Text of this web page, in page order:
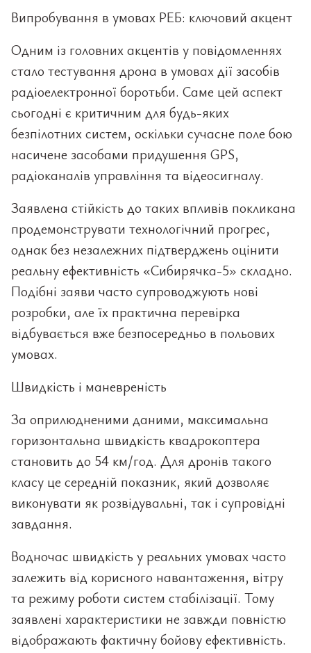
Випробування в умовах РЕБ: ключовий акцент
Одним із головних акцентів у повідомленнях
стало тестування дрона в умовах дії засобів
радіоелектронної боротьби. Саме цей аспект
сьогодні є критичним для будь-яких
безпілотних систем, оскільки сучасне поле бою
насичене засобами придушення GPS,
радіоканалів управління та відеосигналу.
Заявлена стійкість до таких впливів покликана
продемонструвати технологічний прогрес,
однак без незалежних підтверджень оцінити
реальну ефективність «Сибирячка-5» складно.
Подібні заяви часто супроводжують нові
розробки, але їх практична перевірка
відбувається вже безпосередньо в польових
умовах.
Швидкість і маневреність
За оприлюдненими даними, максимальна
горизонтальна швидкість квадрокоптера
становить до 54 км/год. Для дронів такого
класу це середній показник, який дозволяє
виконувати як розвідувальні, так і супровідні
завдання.
Водночас швидкість у реальних умовах часто
залежить від корисного навантаження, вітру
та режиму роботи систем стабілізації. Тому
заявлені характеристики не завжди повністю
відображають фактичну бойову ефективність.